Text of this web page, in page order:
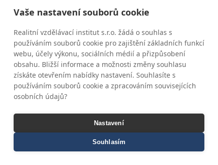
Vaše nastavení souborů cookie
Realitní vzdělávací institut s.r.o. žádá o souhlas s
používáním souborů cookie pro zajištění základních funkcí
webu, účely výkonu, sociálních médií a přizpůsobení
obsahu. Bližší informace a možnosti změny souhlasu
získáte otevřením nabídky nastavení. Souhlasíte s
používáním souborů cookie a zpracováním souvisejících
osobních údajů?
Nastavení
Souhlasím